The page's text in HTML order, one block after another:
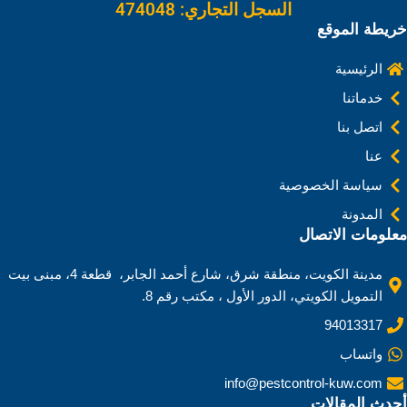
السجل التجاري: 474048
خريطة الموقع
الرئيسية
خدماتنا
اتصل بنا
عنا
سياسة الخصوصية
المدونة
معلومات الاتصال
مدينة الكويت، منطقة شرق، شارع أحمد الجابر، قطعة 4، مبنى بيت
التمويل الكويتي، الدور الأول ، مكتب رقم 8.
94013317
واتساب
info@pestcontrol-kuw.com